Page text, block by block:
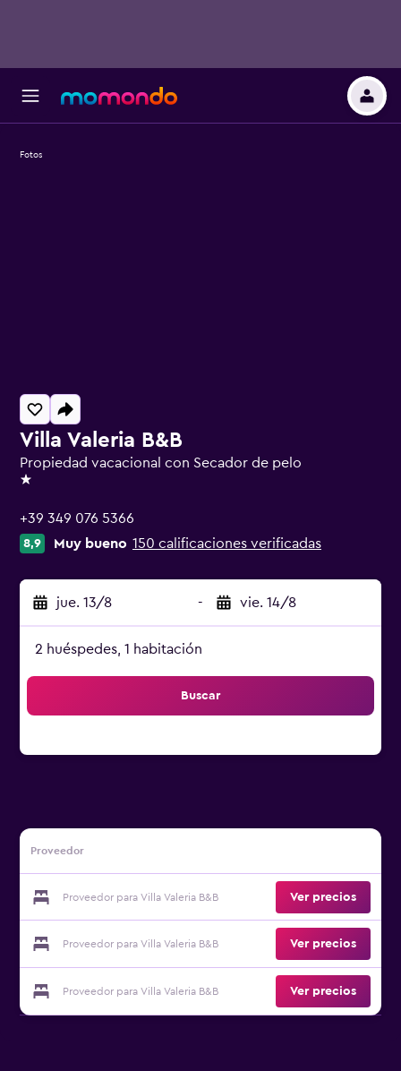
Villa Valeria B&B
Propiedad vacacional con Secador de pelo
1 estrella
+39 349 076 5366
8,9 Muy bueno 150 calificaciones verificadas
jue. 13/8 - vie. 14/8
2 huéspedes, 1 habitación
Buscar
Proveedor
Proveedor para Villa Valeria B&B Ver precios
Proveedor para Villa Valeria B&B Ver precios
Proveedor para Villa Valeria B&B Ver precios
Fotos